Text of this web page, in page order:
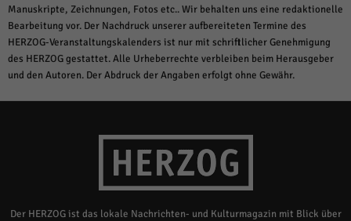
Manuskripte, Zeichnungen, Fotos etc.. Wir behalten uns eine redaktionelle
Bearbeitung vor. Der Nachdruck unserer aufbereiteten Termine des
HERZOG-Veranstaltungskalenders ist nur mit schriftlicher Genehmigung
des HERZOG gestattet. Alle Urheberrechte verbleiben beim Herausgeber
und den Autoren. Der Abdruck der Angaben erfolgt ohne Gewähr.
Der HERZOG ist das lokale Nachrichten- und Kulturmagazin mit Blick über